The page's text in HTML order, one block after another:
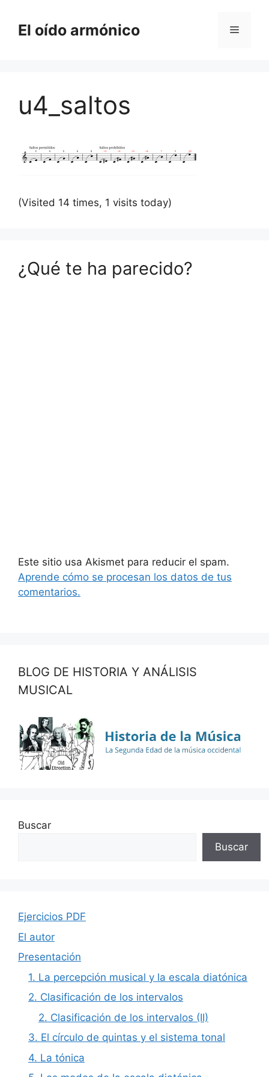
contenido
El oído armónico Menú
u4_saltos
(Visited 14 times, 1 visits today)
¿Qué te ha parecido?
Este sitio usa Akismet para reducir el spam.
Aprende cómo se procesan los datos de tus
comentarios.
BLOG DE HISTORIA Y ANÁLISIS
MUSICAL
Buscar
Buscar
Ejercicios PDF
El autor
Presentación
1. La percepción musical y la escala diatónica
2. Clasificación de los intervalos
2. Clasificación de los intervalos (II)
3. El círculo de quintas y el sistema tonal
4. La tónica